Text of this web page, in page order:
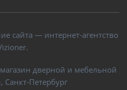
сайта — интернет-агентство
дверной и мебельной
Санкт-Петербург